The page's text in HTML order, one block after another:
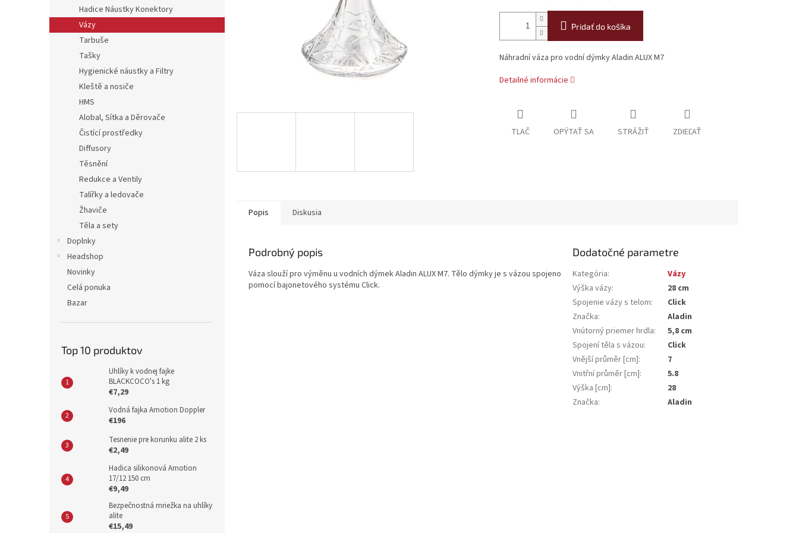
Hadice Náustky Konektory
Vázy
Tarbuše
Tašky
Hygienické náustky a Filtry
Kleště a nosiče
HMS
Alobal, Sítka a Děrovače
Čistící prostředky
Diffusory
Těsnění
Redukce a Ventily
Talířky a ledovače
Žhaviče
Těla a sety
Doplnky
Headshop
Novinky
Celá ponuka
Bazar
Top 10 produktov
Uhlíky k vodnej fajke
BLACKCOCO's 1 kg
€7,29
Vodná fajka Amotion Doppler
€196
Tesnenie pre korunku alite 2 ks
€2,49
Hadica silikonová Amotion
17/12 150 cm
€9,49
Bezpečnostná mriežka na uhlíky
alite
€15,49
Pridať do košíka
Náhradní váza pro vodní dýmky Aladin ALUX M7
Detailné informácie
TLAČ OPÝTAŤ SA STRÁŽIŤ ZDIEĽAŤ
Popis Diskusia
Podrobný popis
Váza slouží pro výměnu u vodních dýmek Aladin ALUX M7. Tělo dýmky je s vázou spojeno
pomocí bajonetového systému Click.
Dodatočné parametre
Kategória:
Vázy
Výška vázy:
28 cm
Spojenie vázy s telom:
Click
Značka:
Aladin
Vnútorný priemer hrdla:
5,8 cm
Spojení těla s vázou:
Click
Vnější průměr [cm]:
7
Vnitřní průměr [cm]:
5.8
Výška [cm]:
28
Značka: Aladin